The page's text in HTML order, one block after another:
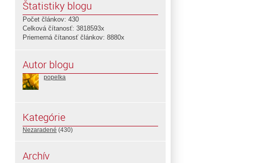
Štatistiky blogu
Počet článkov: 430
Celková čítanosť: 3818593x
Priemerná čítanosť článkov: 8880x
Autor blogu
popelka
Kategórie
Nezaradené (430)
Archív